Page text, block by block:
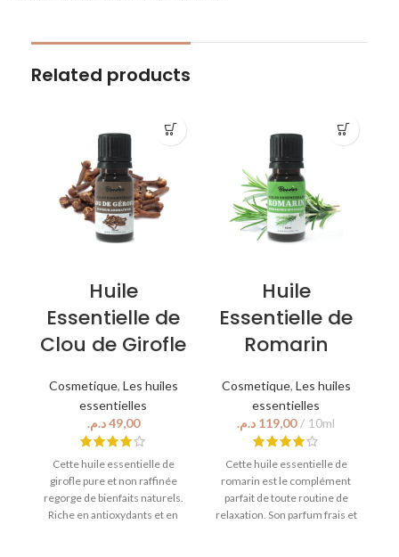
Related products
Huile
Essentielle de
Clou de Girofle
Cosmetique, Les huiles
essentielles
د.م.
Cette huile essentielle de
girofle pure et non raffinée
regorge de bienfaits naturels.
Riche en antioxydants et en
Huile
Essentielle de
Romarin
Cosmetique, Les huiles
essentielles
د.م.
Cette huile essentielle de
romarin est le complément
parfait de toute routine de
relaxation. Son parfum frais et